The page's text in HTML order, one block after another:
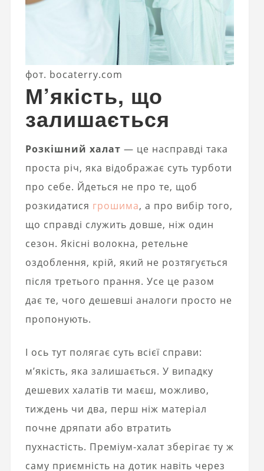
фот. bocaterry.com
М’якість, що
залишається
Розкішний халат — це насправді така
проста річ, яка відображає суть турботи
про себе. Йдеться не про те, щоб
розкидатися грошима, а про вибір того,
що справді служить довше, ніж один
сезон. Якісні волокна, ретельне
оздоблення, крій, який не розтягується
після третього прання. Усе це разом
дає те, чого дешевші аналоги просто не
пропонують.
І ось тут полягає суть всієї справи:
м’якість, яка залишається. У випадку
дешевих халатів ти маєш, можливо,
тиждень чи два, перш ніж матеріал
почне дряпати або втратить
пухнастість. Преміум-халат зберігає ту ж
саму приємність на дотик навіть через